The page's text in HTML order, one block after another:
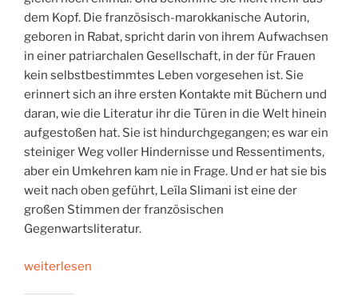
dem Kopf. Die französisch-marokkanische Autorin,
geboren in Rabat, spricht darin von ihrem Aufwachsen
in einer patriarchalen Gesellschaft, in der für Frauen
kein selbstbestimmtes Leben vorgesehen ist. Sie
erinnert sich an ihre ersten Kontakte mit Büchern und
daran, wie die Literatur ihr die Türen in die Welt hinein
aufgestoßen hat. Sie ist hindurchgegangen; es war ein
steiniger Weg voller Hindernisse und Ressentiments,
aber ein Umkehren kam nie in Frage. Und er hat sie bis
weit nach oben geführt, Leïla Slimani ist eine der
großen Stimmen der französischen
Gegenwartsliteratur.
„Leïla
weiterlesen